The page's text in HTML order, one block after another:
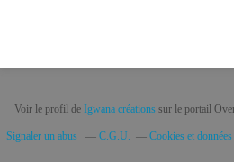
Voir le profil de Igwana créationssur le portail
Signaler un abus C.G.U. Cookies et